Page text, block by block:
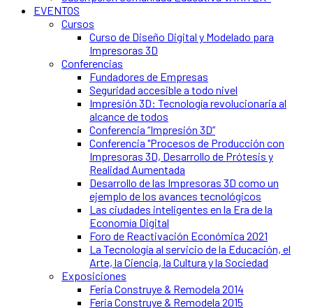
EVENTOS
Cursos
Curso de Diseño Digital y Modelado para
Impresoras 3D
Conferencias
Fundadores de Empresas
Seguridad accesible a todo nivel
Impresión 3D: Tecnología revolucionaria al
alcance de todos
Conferencia “Impresión 3D”
Conferencia "Procesos de Producción con
Impresoras 3D, Desarrollo de Prótesis y
Realidad Aumentada
Desarrollo de las Impresoras 3D como un
ejemplo de los avances tecnológicos
Las ciudades inteligentes en la Era de la
Economía Digital
Foro de Reactivación Económica 2021
La Tecnología al servicio de la Educación, el
Arte, la Ciencia, la Cultura y la Sociedad
Exposiciones
Feria Construye & Remodela 2014
Feria Construye & Remodela 2015